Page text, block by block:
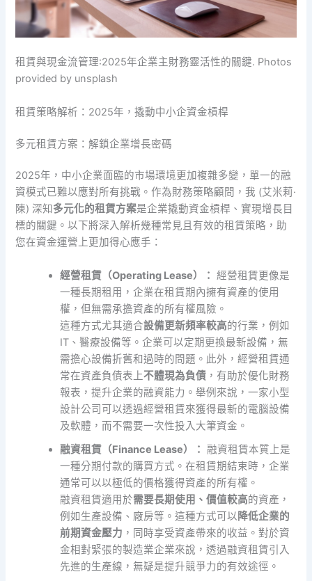
租賃與現金流管理:2025年企業主財務靈活性的關鍵. Photos
provided by unsplash
租賃策略解析：2025年，撬動中小企資金槓桿
多元租賃方案：解鎖企業增長密碼
2025年，中小企業面臨的市場環境更加複雜多變，單一的融
資模式已難以應對所有挑戰。作為財務策略顧問，我 (艾米莉·
陳) 深知 多元化的租賃方案是企業撬動資金槓桿、實現增長目
標的關鍵。以下將深入解析幾種常見且有效的租賃策略，助
您在資金運營上更加得心應手：
經營租賃（Operating Lease）： 經營租賃更像是
一種長期租用，企業在租賃期內擁有資產的使用
權，但無需承擔資產的所有權風險。
這種方式尤其適合設備更新頻率較高的行業，例如
IT、醫療設備等。企業可以定期更換最新設備，無
需擔心設備折舊和過時的問題。此外，經營租賃通
常在資產負債表上不體現為負債 ，有助於優化財務
報表，提升企業的融資能力。舉例來說，一家小型
設計公司可以透過經營租賃來獲得最新的電腦設備
及軟體，而不需要一次性投入大筆資金。
融資租賃（Finance Lease）： 融資租賃本質上是
一種分期付款的購買方式。在租賃期結束時，企業
通常可以以極低的價格獲得資產的所有權。
融資租賃適用於需要長期使用、價值較高的資產，
例如生產設備、廠房等。這種方式可以降低企業的
前期資金壓力 ，同時享受資產帶來的收益。對於資
金相對緊張的製造業企業來說，透過融資租賃引入
先進的生產線，無疑是提升競爭力的有效途徑。